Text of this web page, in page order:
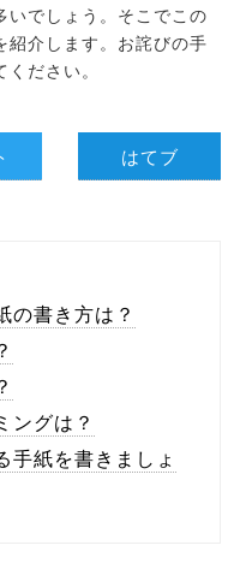
いでしょう。そこでこの
紹介します。お詫びの手
ださい。
はてブ
の書き方は？
ングは？
手紙を書きましょ